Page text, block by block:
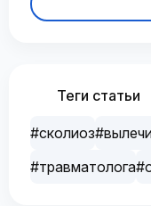
Теги статьи
#сколиоз
#травматолога